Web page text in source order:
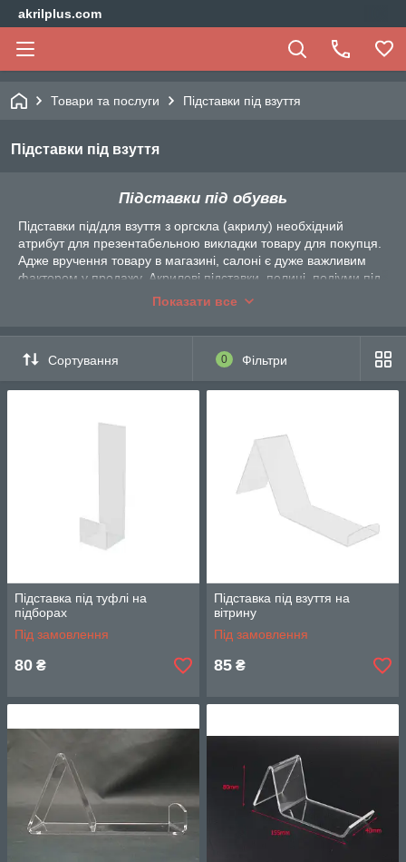
akrilplus.com
Товари та послуги Підставки під взуття
Підставки під взуття
Підставки під обуввь
Підставки під/для взуття з оргскла (акрилу) необхідний
атрибут для презентабельною викладки товару для покупця.
Адже вручення товару в магазині, салоні є дуже важливим
фактором у продажу. Акрилові підставки, полиці, подіуми під
взуття - це універсальний спосіб надати погляду покупця
Акрилові підставки виготовляються у різних формах, як для
однієї пари взуття окремо, так і для декількох. Також такі
Товщина матеріалу, з яких виготовляються такі підставки
може бути різною: від 2 мм, 3 мм і 5 мм
Показати все
Сортування 0 Фільтри
Підставка під туфлі на
підборах
Під замовлення
80 ₴
Підставка під взуття на
вітрину
Під замовлення
85 ₴